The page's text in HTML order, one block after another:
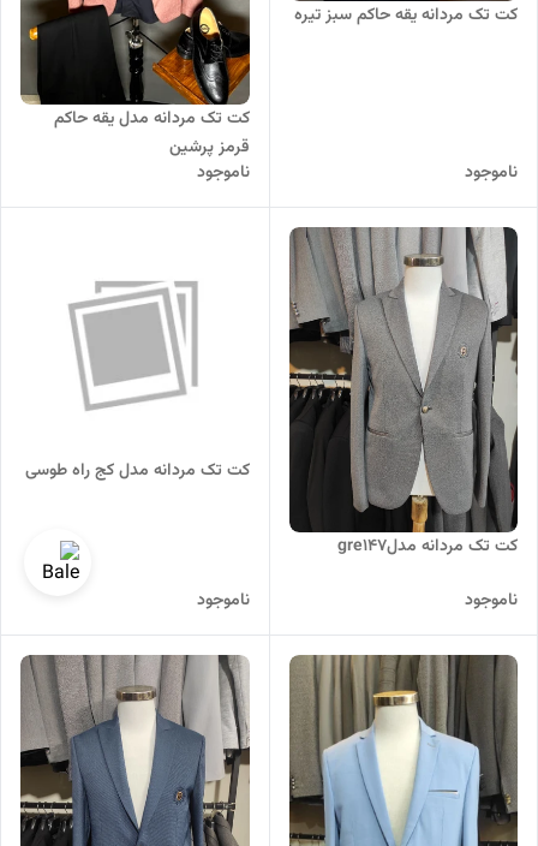
کت تک مردانه یقه حاکم سبز تیره
ناموجود
کت تک مردانه مدل یقه حاکم
قرمز پرشین
ناموجود
کت تک مردانه مدلgre147
ناموجود
کت تک مردانه مدل کج راه طوسی
ناموجود